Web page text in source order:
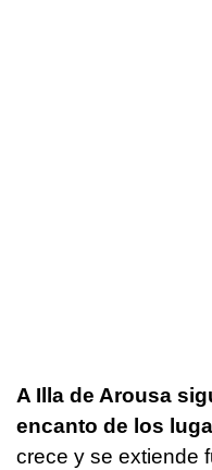
A Illa de Arousa
encanto de los
crece y se extiende